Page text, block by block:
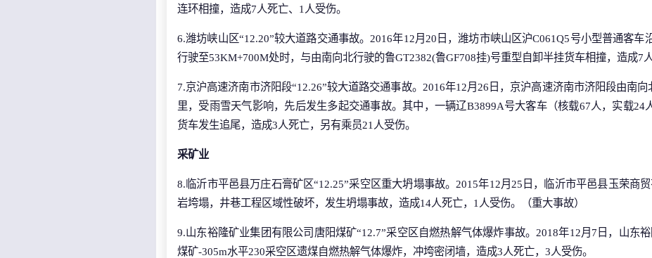
连环相撞，造成7人死亡、1人受伤。
6.潍坊峡山区“12.20”较大道路交通事故。2016年12月20日，潍坊市峡山区沪C061Q5号小型普通客车
行驶至53KM+700M处时，与由南向北行驶的鲁GT2382(鲁GF708挂)号重型自卸半挂货车相撞，造成7人
7.京沪高速济南市济阳段“12.26”较大道路交通事故。2016年12月26日，京沪高速济南市济阳段由南向
里，受雨雪天气影响，先后发生多起交通事故。其中，一辆辽B3899A号大客车（核载67人，实载24
货车发生追尾，造成3人死亡，另有乘员21人受伤。
采矿业
8.临沂市平邑县万庄石膏矿区“12.25”采空区重大坍塌事故。2015年12月25日，临沂市平邑县玉荣商
岩垮塌，井巷工程区域性破坏，发生坍塌事故，造成14人死亡，1人受伤。（重大事故）
9.山东裕隆矿业集团有限公司唐阳煤矿“12.7”采空区自燃热解气体爆炸事故。2018年12月7日，山东
煤矿-305m水平230采空区遗煤自燃热解气体爆炸，冲垮密闭墙，造成3人死亡，3人受伤。